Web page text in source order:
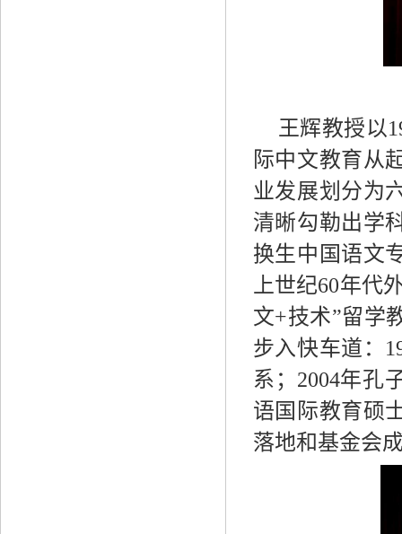
王辉教授以
际中文教育从
业发展划分为
清晰勾勒出学
换生中国语文
上世纪60年代
文+技术”留学
步入快车道：
系；2004年孔
语国际教育硕
落地和基金会